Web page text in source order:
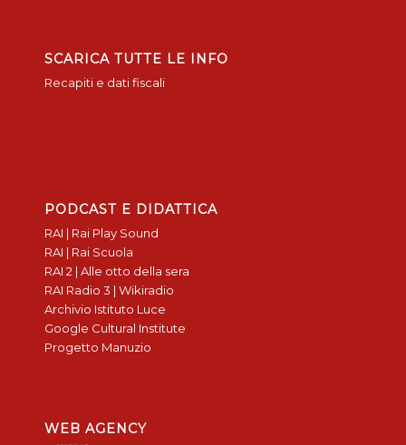
SCARICA TUTTE LE INFO
Recapiti e dati fiscali
PODCAST E DIDATTICA
RAI | Rai Play Sound
RAI | Rai Scuola
RAI 2 | Alle otto della sera
RAI Radio 3 | Wikiradio
Archivio Istituto Luce
Google Cultural Institute
Progetto Manuzio
WEB AGENCY